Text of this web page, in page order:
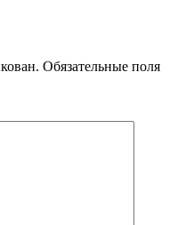
Обязательные поля